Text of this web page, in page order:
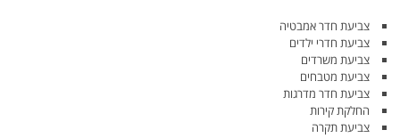
צביעת חדר אמבטיה
צביעת חדרי ילדים
צביעת משרדים
צביעת מטבחים
צביעת חדר מדרגות
החלקת קירות
צביעת תקרה